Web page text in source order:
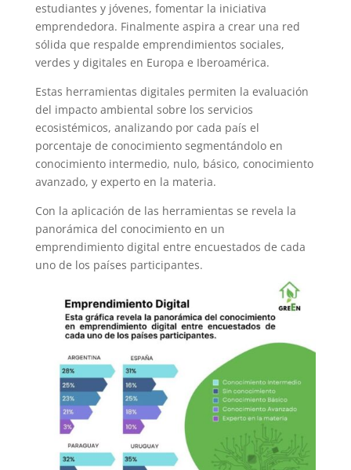
estudiantes y jóvenes, fomentar la iniciativa
emprendedora. Finalmente aspira a crear una red
sólida que respalde emprendimientos sociales,
verdes y digitales en Europa e Iberoamérica.
Estas herramientas digitales permiten la evaluación
del impacto ambiental sobre los servicios
ecosistémicos, analizando por cada país el
porcentaje de conocimiento segmentándolo en
conocimiento intermedio, nulo, básico, conocimiento
avanzado, y experto en la materia.
Con la aplicación de las herramientas se revela la
panorámica del conocimiento en un
emprendimiento digital entre encuestados de cada
uno de los países participantes.